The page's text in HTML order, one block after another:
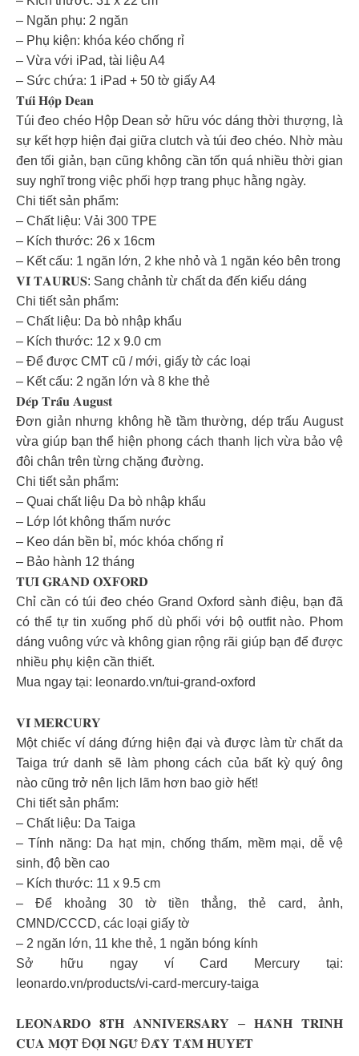
– Ngăn phụ: 2 ngăn
– Phụ kiện: khóa kéo chống rỉ
– Vừa với iPad, tài liệu A4
– Sức chứa: 1 iPad + 50 tờ giấy A4
𝐓𝐮́𝐢 𝐇𝐨̣̂𝐩 𝐃𝐞𝐚𝐧
Túi đeo chéo Hộp Dean sở hữu vóc dáng thời thượng, là
sự kết hợp hiện đại giữa clutch và túi đeo chéo. Nhờ màu
đen tối giản, bạn cũng không cần tốn quá nhiều thời gian
suy nghĩ trong việc phối hợp trang phục hằng ngày.
Chi tiết sản phẩm:
– Chất liệu: Vải 300 TPE
– Kích thước: 26 x 16cm
– Kết cấu: 1 ngăn lớn, 2 khe nhỏ và 1 ngăn kéo bên trong
𝐕𝐈́ 𝐓𝐀𝐔𝐑𝐔𝐒: Sang chảnh từ chất da đến kiểu dáng
Chi tiết sản phẩm:
– Chất liệu: Da bò nhập khẩu
– Kích thước: 12 x 9.0 cm
– Để được CMT cũ / mới, giấy tờ các loại
– Kết cấu: 2 ngăn lớn và 8 khe thẻ
𝐃𝐞́𝐩 𝐓𝐫𝐚̂́𝐮 𝐀𝐮𝐠𝐮𝐬𝐭
Đơn giản nhưng không hề tầm thường, dép trấu August
vừa giúp bạn thể hiện phong cách thanh lịch vừa bảo vệ
đôi chân trên từng chặng đường.
Chi tiết sản phẩm:
– Quai chất liệu Da bò nhập khẩu
– Lớp lót không thấm nước
– Keo dán bền bỉ, móc khóa chống rỉ
– Bảo hành 12 tháng
𝐓𝐔́𝐈 𝐆𝐑𝐀𝐍𝐃 𝐎𝐗𝐅𝐎𝐑𝐃
Chỉ cần có túi đeo chéo Grand Oxford sành điệu, bạn đã
có thể tự tin xuống phố dù phối với bộ outfit nào. Phom
dáng vuông vức và không gian rộng rãi giúp bạn để được
nhiều phụ kiện cần thiết.
Mua ngay tại: leonardo.vn/tui-grand-oxford
𝐕𝐈́ 𝐌𝐄𝐑𝐂𝐔𝐑𝐘
Một chiếc ví dáng đứng hiện đại và được làm từ chất da
Taiga trứ danh sẽ làm phong cách của bất kỳ quý ông
nào cũng trở nên lịch lãm hơn bao giờ hết!
Chi tiết sản phẩm:
– Chất liệu: Da Taiga
– Tính năng: Da hạt mịn, chống thấm, mềm mại, dễ vệ
sinh, độ bền cao
– Kích thước: 11 x 9.5 cm
– Để khoảng 30 tờ tiền thẳng, thẻ card, ảnh,
CMND/CCCD, các loại giấy tờ
– 2 ngăn lớn, 11 khe thẻ, 1 ngăn bóng kính
Sở hữu ngay ví Card Mercury tại:
leonardo.vn/products/vi-card-mercury-taiga
𝐋𝐄𝐎𝐍𝐀𝐑𝐃𝐎 𝟖𝐓𝐇 𝐀𝐍𝐍𝐈𝐕𝐄𝐑𝐒𝐀𝐑𝐘 – 𝐇𝐀̀𝐍𝐇 𝐓𝐑𝐈̀𝐍𝐇
𝐂𝐔̉𝐀 𝐌𝐎̣̂𝐓 Đ𝐎̣̂𝐈 𝐍𝐆𝐔̃ Đ𝐀̂̀𝐘 𝐓𝐀̂𝐌 𝐇𝐔𝐘𝐄̂́𝐓